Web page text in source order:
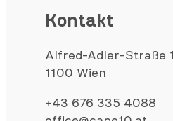
Kontakt
Alfred-Adler-Straße 1
1100 Wien
+43 676 335 4088